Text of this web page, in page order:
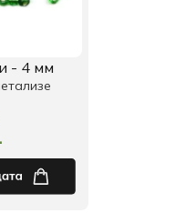
- 4 мм